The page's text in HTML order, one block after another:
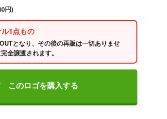
円)
1点もの
となり、その後の再販は一切ありませ
全譲渡されます。
このロゴを購入する